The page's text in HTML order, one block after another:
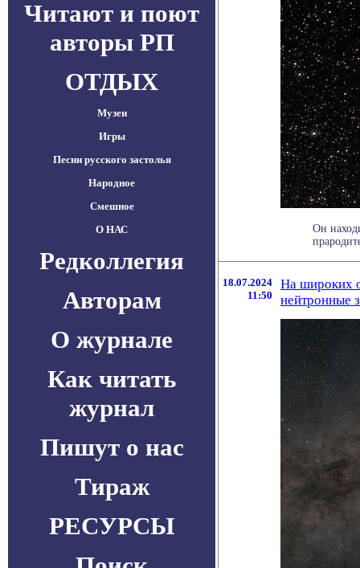
Читают и поют
авторы РП
ОТДЫХ
Музеи
Игры
Песни русского застолья
Народное
Смешное
О НАС
Редколлегия
Авторам
О журнале
Как читать
журнал
Пишут о нас
Тираж
РЕСУРСЫ
Он
18.07.2024
11:50
На широких
нейтронные